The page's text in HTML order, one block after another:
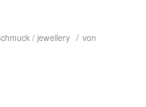
/ jewellery / von